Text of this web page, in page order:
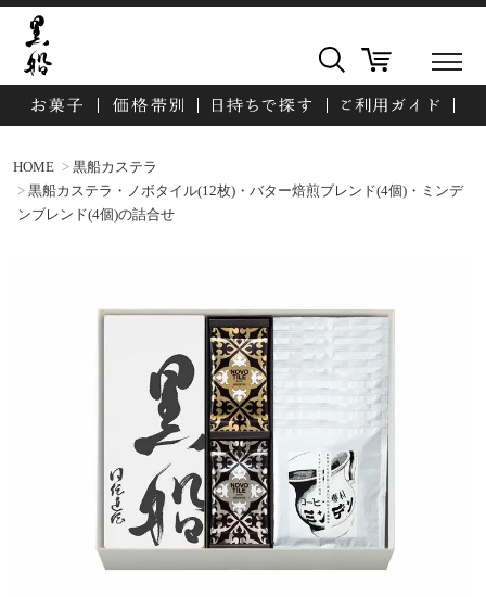
HOME
黒船カステラ
黒船カステラ・ノボタイル(12枚)・バター焙煎ブレンド(4個)・ミンデ
ンブレンド(4個)の詰合せ